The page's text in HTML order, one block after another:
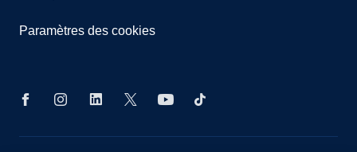
Paramètres des cookies